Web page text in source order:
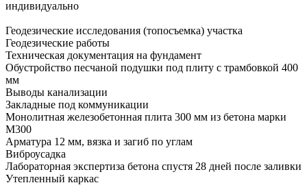
индивидуально
Геодезические исследования (топосъемка) участка
Геодезические работы
Техническая документация на фундамент
Обустройство песчаной подушки под плиту с трамбовкой 400
мм
Выводы канализации
Закладные под коммуникации
Монолитная железобетонная плита 300 мм из бетона марки
М300
Арматура 12 мм, вязка и загиб по углам
Виброусадка
Лабораторная экспертиза бетона спустя 28 дней после заливки
Утепленный каркас